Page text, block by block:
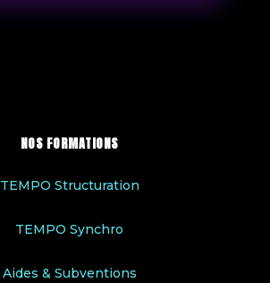
NOS FORMATIONS
TEMPO Structuration
TEMPO Synchro
Aides & Subventions